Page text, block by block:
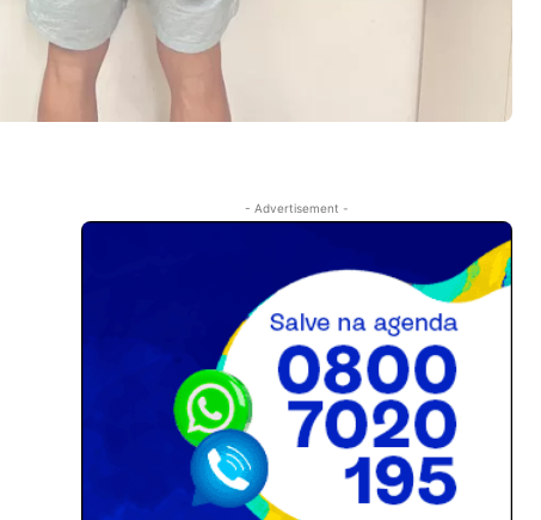
- Advertisement -